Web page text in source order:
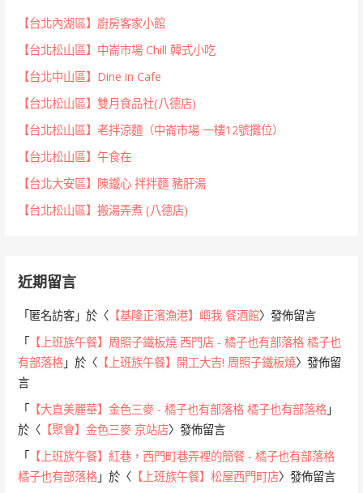
【台北內湖區】廚房客家小館
【台北松山區】中崙市場 Chill 韓式小吃
【台北中山區】Dine in Cafe
【台北松山區】雙月食品社(八德店)
【台北松山區】老拌涼麵（中崙市場 一樓12號攤位）
【台北松山區】午食在
【台北大安區】陳鐵心 拌拌麵 豬肝湯
【台北松山區】搬湯弄煮 (八德店)
近期留言
「匿名訪客 」於〈 【基隆正濱漁港】嶼我 餐酒館〉發佈留言
「
【上班族午餐】周照子鐵板燒 西門店 - 橘子也有部落格 橘子也
有部落格 」於〈 【上班族午餐】開工大吉! 周照子鐵板燒〉發佈留
言
「
【大直美麗華】金色三麥 - 橘子也有部落格 橘子也有部落格 」
於〈 【聚會】金色三麥 京站店〉發佈留言
「
【上班族午餐】紅巷，西門町巷弄裡的簡餐 - 橘子也有部落格
橘子也有部落格 」於〈 【上班族午餐】松屋西門町店〉發佈留言